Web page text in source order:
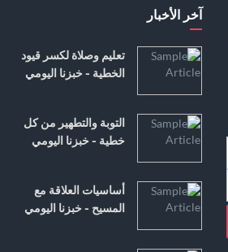
آخر الأخبار
تعليم وصلاة لكسر قيود
الخطية - خبزنا اليومي
التوبة والتطهير من كل
خطية - خبزنا اليومي
أساسيات العلاقة مع
المسيح - خبزنا اليومي